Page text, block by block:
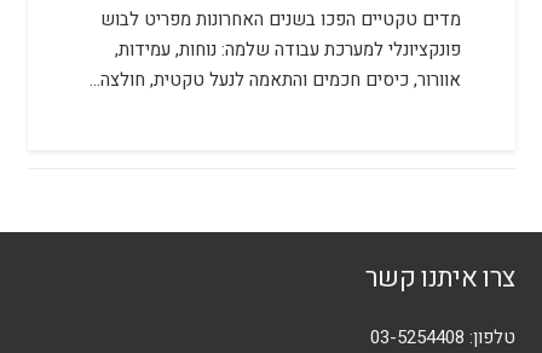
מדים טקטיים הפכו בשנים האחרונות מפריט לבוש
פונקציונלי למערכת עבודה שלמה: נוחות, עמידות,
אוורור, כיסים חכמים והתאמה לנעל טקטית, חולצה…
צרו איתנו קשר
טלפון: 03-5254408